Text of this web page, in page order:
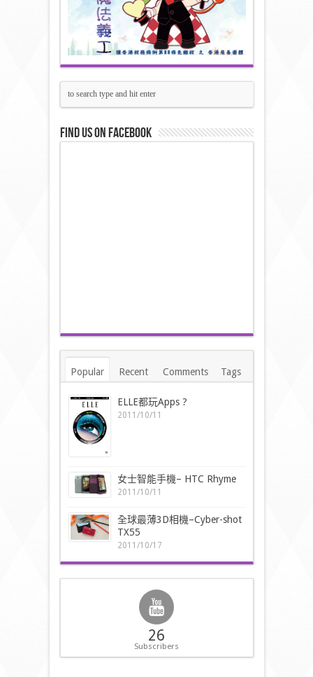
Find us on Facebook
Popular Recent Comments Tags
ELLE都玩Apps ?
2011/10/11
女士智能手機– HTC Rhyme
2011/10/11
全球最薄3D相機–Cyber-shot
TX55
2011/10/17
26
Subscribers